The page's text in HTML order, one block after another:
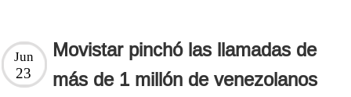
Movistar pinchó las llamadas de
más de 1 millón de venezolanos
Jun
23